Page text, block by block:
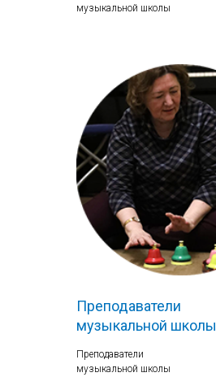
музыкальной школы
Преподаватели
музыкальной школы
Преподаватели
музыкальной школы